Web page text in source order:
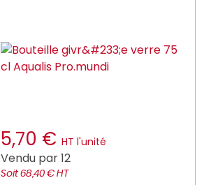
5,70 € HT l'unité
Vendu par 12
Soit 68,40 € HT